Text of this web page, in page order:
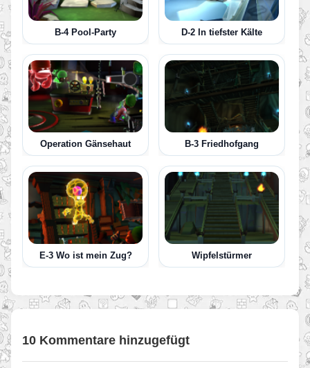
B-4 Pool-Party D-2 In tiefster Kälte
Operation Gänsehaut B-3 Friedhofgang
E-3 Wo ist mein Zug? Wipfelstürmer
10 Kommentare hinzugefügt